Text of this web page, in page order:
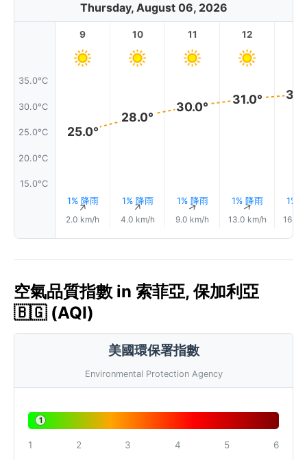
Thursday, August 06, 2026
35.0°C
30.0°C
25.0°C
20.0°C
15.0°C
9
25.0°
1% 降雨
↑
2.0 km/h
10
28.0°
1% 降雨
↑
4.0 km/h
11
30.0°
1% 降雨
↑
9.0 km/h
12
31.0°
1% 降雨
↑
13.0 km/h
1%
16.0
空氣品質指數 in 索菲亞, 保加利亞
🇧🇬 (AQI)
美國環保署指數
Environmental Protection Agency
1
1 2 3 4 5 6